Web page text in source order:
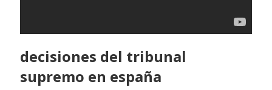
decisiones del tribunal
supremo en españa